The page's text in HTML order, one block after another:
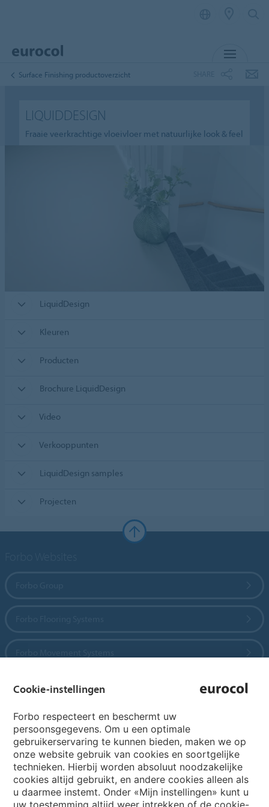
Surface Finishing productoverzicht
LIQUIDDESIGN
Fraaie veerkrachtige vloeivloer met natuurlijke look & feel
LiquidDesign
Kleuren
Producten
Brochure LiquidDesign
Video
Verkooppunten
LiquidDesign samples
Projecten
Choose your country
My Forbo
Archief webinars
Cookie-instellingen
Forbo respecteert en beschermt uw
persoonsgegevens. Om u een optimale
gebruikerservaring te kunnen bieden, maken we op
onze website gebruik van cookies en soortgelijke
technieken. Hierbij worden absoluut noodzakelijke
cookies altijd gebruikt, en andere cookies alleen als
u daarmee instemt. Onder «Mijn instellingen» kunt u
uw toestemming altijd weer intrekken of de cookie-